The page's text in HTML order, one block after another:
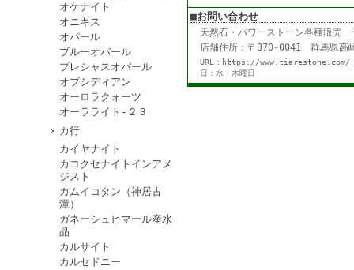
オケナイト
オニキス
オパール
ブルーオパール
プレシャスオパール
オブシディアン
オーロラクォーツ
オーラライト-２３
カ行
カイヤナイト
カコクセナイトインアメ
ジスト
カムイコタン（神居古
潭）
ガネーシュヒマール産水
晶
カルサイト
カルセドニー
■お問い合わせ
天然石・パワーストーン各種販
店舗住所：〒370-0041 群馬
URL： https://www.tiarestone.com/
日：水・木曜日